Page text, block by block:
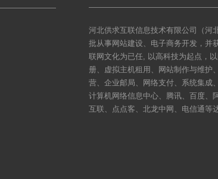
河北供求互联信息技术有限公司（河
批从事网站建设、电子商务开发，并
联网文化为已任, 以高科技为起点，
册、虚拟主机租用、网站制作与维护
营、企业邮局、网络支付、系统集成
计算机网络信息中心、腾讯、百度、
互联、点点客、北龙中网、电信通等